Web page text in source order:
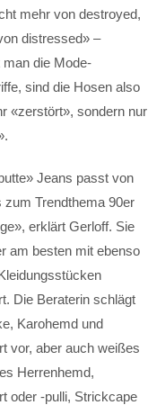
mehr von destroyed,
distressed» –
man die Mode-
sind die Hosen also
«zerstört», sondern nur
Jeans passt von
zum Trendthema 90er
erklärt Gerloff. Sie
am besten mit ebenso
Die Beraterin schlägt
Karohemd und
vor, aber auch weißes
Herrenhemd,
oder -pulli, Strickcape